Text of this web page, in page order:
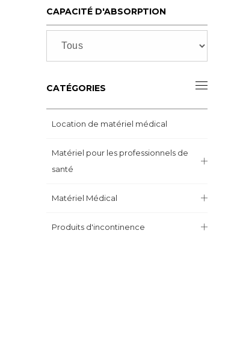
CAPACITÉ D'ABSORPTION
CATÉGORIES
Location de matériel médical
Matériel pour les professionnels de
santé
Matériel Médical
Produits d'incontinence